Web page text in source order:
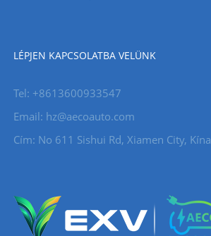
LÉPJEN KAPCSOLATBA VELÜNK
Tel: +8613600933547
Email: hz@aecoauto.com
Cím: No 611 Sishui Rd, Xiamen City, Kína